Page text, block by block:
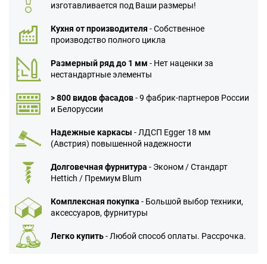
изготавливается под Ваши размеры!
Кухня от производителя - Собственное
производство полного цикла
Размерный ряд до 1 мм - Нет наценки за
нестандартные элементы
> 800 видов фасадов- 9 фабрик-партнеров России
и Белоруссии
Надежные каркасы - ЛДСП Egger 18 мм
(Австрия) повышенной надежности
Долговечная фурнитура - Эконом / Стандарт
Hettich / Премиум Blum
Комплексная покупка - Большой выбор техники,
аксессуаров, фурнитуры
Легко купить- Любой способ оплаты. Рассрочка.